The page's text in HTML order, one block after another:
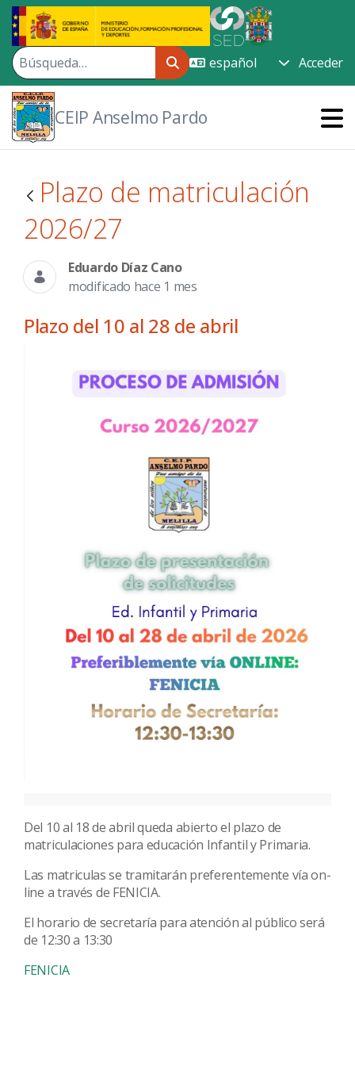
Saltar al contenido principal
Acceder
CEIP Anselmo Pardo
Plazo de matriculación
2026/27
Eduardo Díaz Cano
modificado hace 1 mes
Plazo del 10 al 28 de abril
Del 10 al 18 de abril queda abierto el plazo de
matriculaciones para educación Infantil y Primaria.
Las matriculas se tramitarán preferentemente vía on-
line a través de FENICIA.
El horario de secretaría para atención al público será
de 12:30 a 13:30
FENICIA